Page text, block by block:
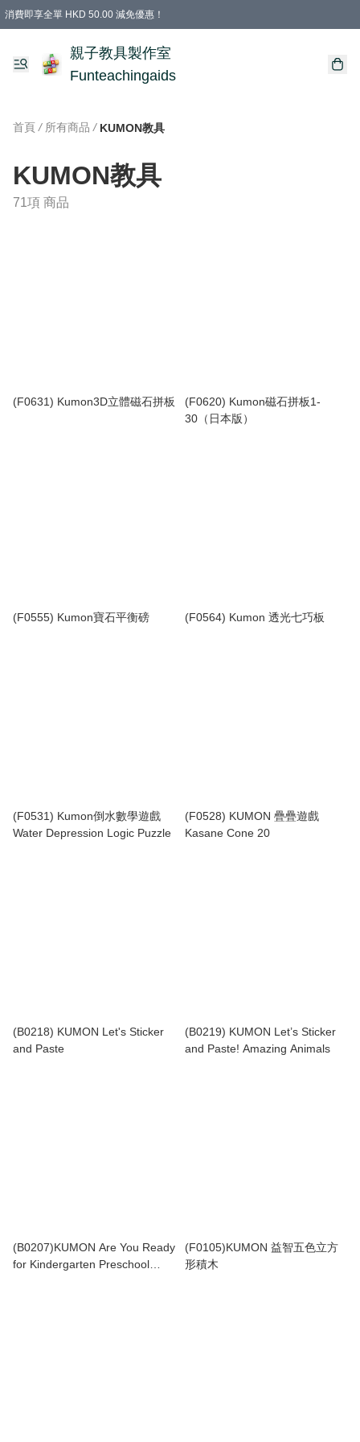
消費即享全單 HKD 50.00 減免優惠！
購物滿 HKD 699.00即享免運費優惠！（適用於 特定的送貨方式 )
凡購物滿HKD 699.00，即享免費禮品
親子教具製作室
Funteachingaids
首頁 / 所有商品 / KUMON教具
KUMON教具
71項 商品
(F0631) Kumon3D立體磁石拼板
(F0620) Kumon磁石拼板1-
30（日本版）
(F0555) Kumon寶石平衡磅 (F0564) Kumon 透光七巧板
(F0531) Kumon倒水數學遊戲
Water Depression Logic Puzzle
(F0528) KUMON 疊疊遊戲
Kasane Cone 20
(B0218) KUMON Let's Sticker
and Paste
(B0219) KUMON Let’s Sticker
and Paste! Amazing Animals
(B0207)KUMON Are You Ready
for Kindergarten Preschool
(F0105)KUMON 益智五色立方
形積木